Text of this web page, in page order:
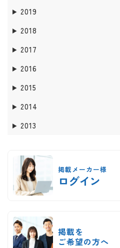
2019
2018
2017
2016
2015
2014
2013
掲載メーカー様
ログイン
掲載を
ご希望の方へ